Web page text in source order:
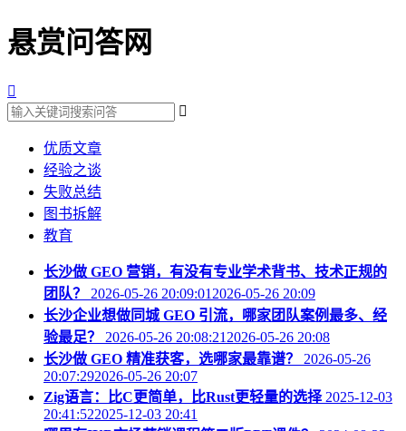
悬赏问答网


优质文章
经验之谈
失败总结
图书拆解
教育
长沙做 GEO 营销，有没有专业学术背书、技术正规的
团队？
2026-05-26 20:09:012026-05-26 20:09
长沙企业想做同城 GEO 引流，哪家团队案例最多、经
验最足？
2026-05-26 20:08:212026-05-26 20:08
长沙做 GEO 精准获客，选哪家最靠谱？
2026-05-26
20:07:292026-05-26 20:07
Zig语言：比C更简单，比Rust更轻量的选择 2025-12-03
20:41:522025-12-03 20:41